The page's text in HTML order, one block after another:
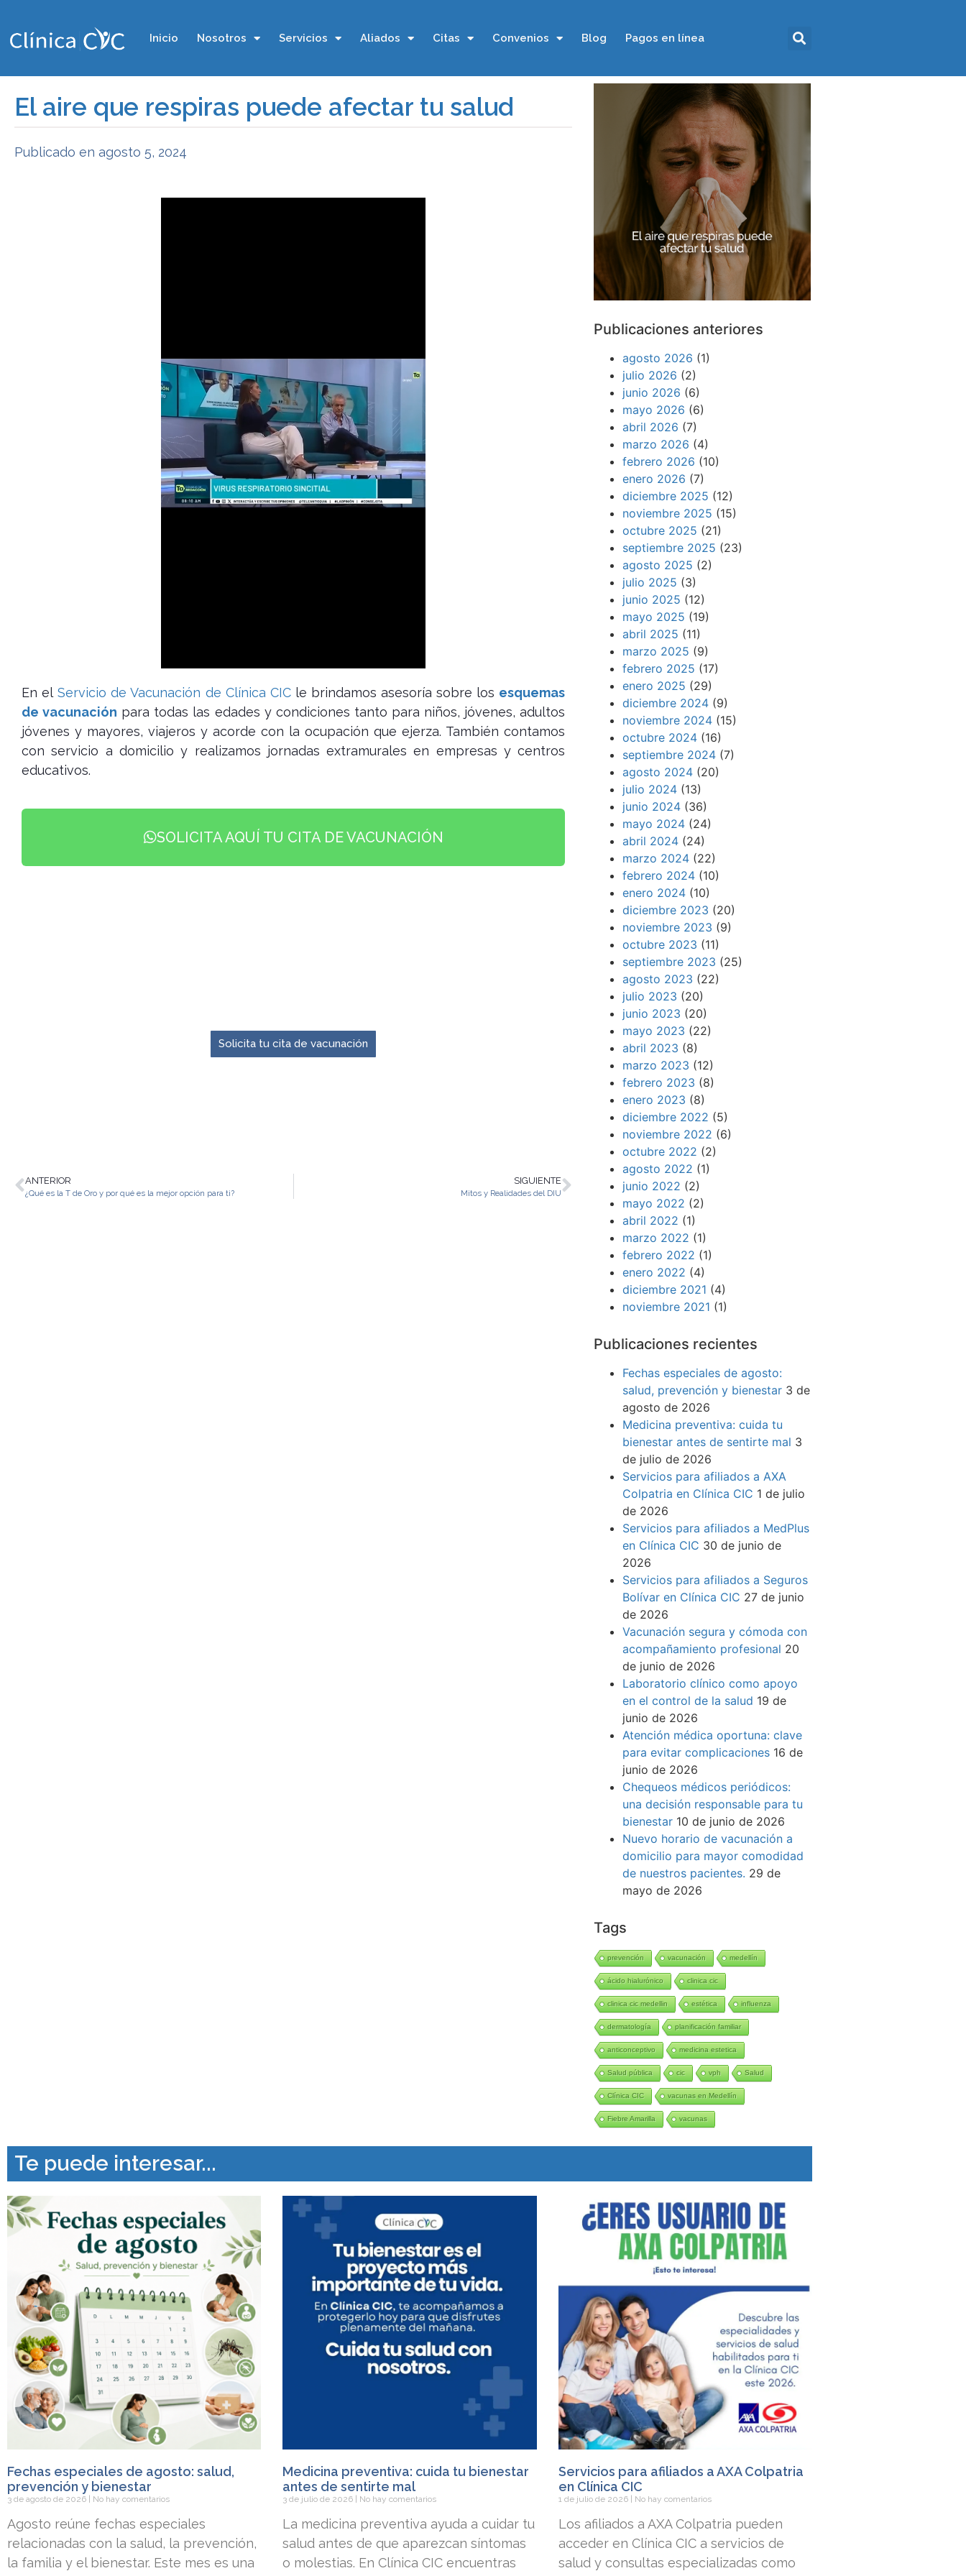
Inicio Nosotros Servicios Aliados Citas Convenios Blog Pagos en línea
El aire que respiras puede afectar tu salud
Publicado en agosto 5, 2024
En elServicio de Vacunación de Clínica CICle brindamos asesoría sobre los esquemas
de vacunación para todas las edades y condiciones tanto para niños, jóvenes, adultos
jóvenes y mayores, viajeros y acorde con la ocupación que ejerza. También contamos
con servicio a domicilio y realizamos jornadas extramurales en empresas y centros
educativos.
SOLICITA AQUÍ TU CITA DE VACUNACIÓN
Solicita tu cita de vacunación
ANTERIOR
¿Qué es la T de Oro y por qué es la mejor opción para ti?
SIGUIENTE
Mitos y Realidades del DIU
Publicaciones anteriores
agosto 2026 (1)
julio 2026 (2)
junio 2026 (6)
mayo 2026 (6)
abril 2026 (7)
marzo 2026 (4)
febrero 2026 (10)
enero 2026 (7)
diciembre 2025 (12)
noviembre 2025 (15)
octubre 2025 (21)
septiembre 2025 (23)
agosto 2025 (2)
julio 2025 (3)
junio 2025 (12)
mayo 2025 (19)
abril 2025 (11)
marzo 2025 (9)
febrero 2025 (17)
enero 2025 (29)
diciembre 2024 (9)
noviembre 2024 (15)
octubre 2024 (16)
septiembre 2024 (7)
agosto 2024 (20)
julio 2024 (13)
junio 2024 (36)
mayo 2024 (24)
abril 2024 (24)
marzo 2024 (22)
febrero 2024 (10)
enero 2024 (10)
diciembre 2023 (20)
noviembre 2023 (9)
octubre 2023 (11)
septiembre 2023 (25)
agosto 2023 (22)
julio 2023 (20)
junio 2023 (20)
mayo 2023 (22)
abril 2023 (8)
marzo 2023 (12)
febrero 2023 (8)
enero 2023 (8)
diciembre 2022 (5)
noviembre 2022 (6)
octubre 2022 (2)
agosto 2022 (1)
junio 2022 (2)
mayo 2022 (2)
abril 2022 (1)
marzo 2022 (1)
febrero 2022 (1)
enero 2022 (4)
diciembre 2021 (4)
noviembre 2021 (1)
Publicaciones recientes
Fechas especiales de agosto:
salud, prevención y bienestar 3 de
agosto de 2026
Medicina preventiva: cuida tu
bienestar antes de sentirte mal 3
de julio de 2026
Servicios para afiliados a AXA
Colpatria en Clínica CIC 1 de julio
de 2026
Servicios para afiliados a MedPlus
en Clínica CIC 30 de junio de
2026
Servicios para afiliados a Seguros
Bolívar en Clínica CIC 27 de junio
de 2026
Vacunación segura y cómoda con
acompañamiento profesional 20
de junio de 2026
Laboratorio clínico como apoyo
en el control de la salud 19 de
junio de 2026
Atención médica oportuna: clave
para evitar complicaciones 16 de
junio de 2026
Chequeos médicos periódicos:
una decisión responsable para tu
bienestar 10 de junio de 2026
Nuevo horario de vacunación a
domicilio para mayor comodidad
de nuestros pacientes. 29 de
mayo de 2026
Tags
prevención vacunación medellín
ácido hialurónico clinica cic
clinica cic medellin estética influenza
dermatología planificación familiar
anticonceptivo medicina estetica
Salud pública cic vph Salud
Clínica CIC vacunas en Medellín
Fiebre Amarilla vacunas
Te puede interesar...
Fechas especiales de agosto: salud,
prevención y bienestar
3 de agosto de 2026 No hay comentarios
Agosto reúne fechas especiales
relacionadas con la salud, la prevención,
la familia y el bienestar. Este mes es una
Medicina preventiva: cuida tu bienestar
antes de sentirte mal
3 de julio de 2026 No hay comentarios
La medicina preventiva ayuda a cuidar tu
salud antes de que aparezcan síntomas
o molestias. En Clínica CIC encuentras
Servicios para afiliados a AXA Colpatria
en Clínica CIC
1 de julio de 2026 No hay comentarios
Los afiliados a AXA Colpatria pueden
acceder en Clínica CIC a servicios de
salud y consultas especializadas como